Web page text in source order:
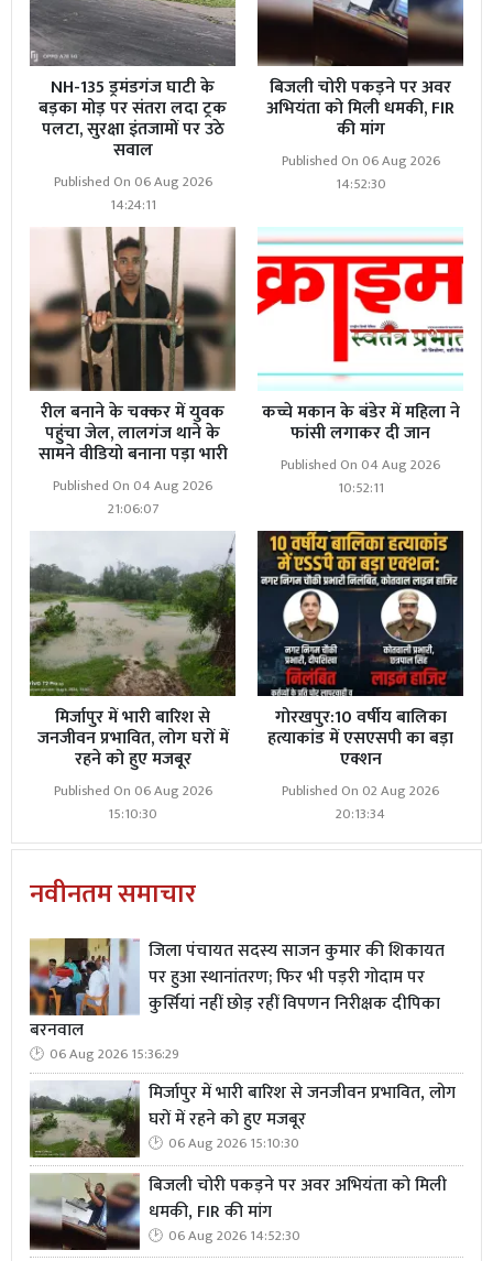
NH-135 ड्रमंडगंज घाटी के
बड़का मोड़ पर संतरा लदा ट्रक
पलटा, सुरक्षा इंतजामों पर उठे
सवाल
Published On 06 Aug 2026
14:24:11
बिजली चोरी पकड़ने पर अवर
अभियंता को मिली धमकी, FIR
की मांग
Published On 06 Aug 2026
14:52:30
रील बनाने के चक्कर में युवक
पहुंचा जेल, लालगंज थाने के
सामने वीडियो बनाना पड़ा भारी
Published On 04 Aug 2026
21:06:07
कच्चे मकान के बंडेर में महिला ने
फांसी लगाकर दी जान
Published On 04 Aug 2026
10:52:11
मिर्जापुर में भारी बारिश से
जनजीवन प्रभावित, लोग घरों में
रहने को हुए मजबूर
Published On 06 Aug 2026
15:10:30
गोरखपुर:10 वर्षीय बालिका
हत्याकांड में एसएसपी का बड़ा
एक्शन
Published On 02 Aug 2026
20:13:34
नवीनतम समाचार
जिला पंचायत सदस्य साजन कुमार की शिकायत
पर हुआ स्थानांतरण; फिर भी पड़री गोदाम पर
कुर्सियां नहीं छोड़ रहीं विपणन निरीक्षक दीपिका
बरनवाल
06 Aug 2026 15:36:29
मिर्जापुर में भारी बारिश से जनजीवन प्रभावित, लोग
घरों में रहने को हुए मजबूर
06 Aug 2026 15:10:30
बिजली चोरी पकड़ने पर अवर अभियंता को मिली
धमकी, FIR की मांग
06 Aug 2026 14:52:30